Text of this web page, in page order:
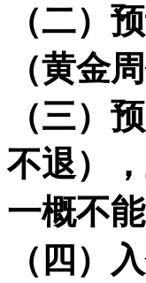
（二）
（黄金
（三）
不退）
一概不
（四）